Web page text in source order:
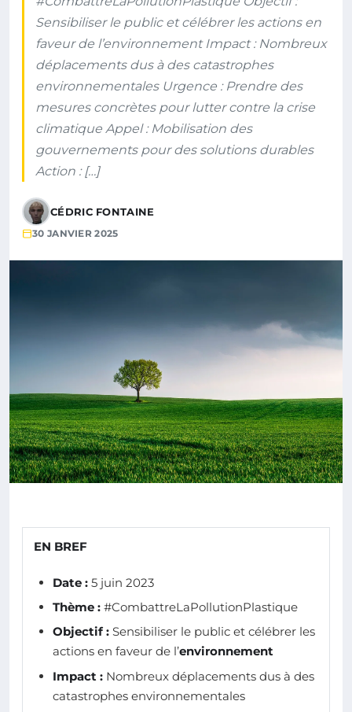
Sensibiliser le public et célébrer les actions en
faveur de l’environnement Impact : Nombreux
déplacements dus à des catastrophes
environnementales Urgence : Prendre des
mesures concrètes pour lutter contre la crise
climatique Appel : Mobilisation des
gouvernements pour des solutions durables
Action : […]
CÉDRIC FONTAINE
30 JANVIER 2025
EN BREF
Date : 5 juin 2023
Thème : #CombattreLaPollutionPlastique
Objectif : Sensibiliser le public et célébrer les
actions en faveur de l’environnement
Impact : Nombreux déplacements dus à des
catastrophes environnementales